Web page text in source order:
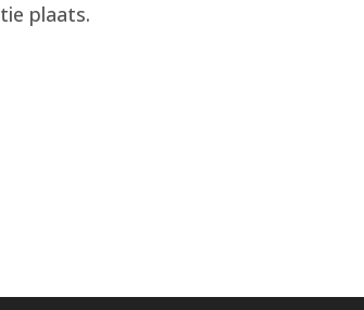
plaats.